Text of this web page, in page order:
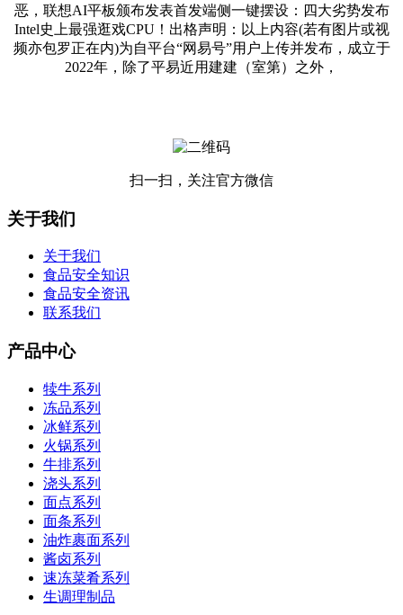
恶，联想AI平板颁布发表首发端侧一键摆设：四大劣势发布
Intel史上最强逛戏CPU！出格声明：以上内容(若有图片或视
频亦包罗正在内)为自平台“网易号”用户上传并发布，成立于
2022年，除了平易近用建建（室第）之外，
扫一扫，关注官方微信
关于我们
关于我们
食品安全知识
食品安全资讯
联系我们
产品中心
犊牛系列
冻品系列
冰鲜系列
火锅系列
牛排系列
浇头系列
面点系列
面条系列
油炸裹面系列
酱卤系列
速冻菜肴系列
生调理制品